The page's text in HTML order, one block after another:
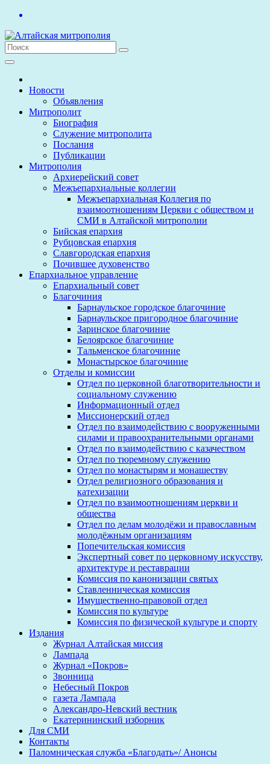
Перейти
содержимому
Новости
Объявления
Митрополит
Биография
Служение митрополита
Послания
Публикации
Митрополия
Архиерейский совет
Межъепархиальные коллегии
Межъепархиальная Коллегия по
взаимоотношениям Церкви с обществом и
СМИ в Алтайской митрополии
Бийская епархия
Рубцовская епархия
Славгородская епархия
Почившее духовенство
Епархиальное управление
Епархиальный совет
Благочиния
Барнаульское городское благочиние
Барнаульское пригородное благочиние
Заринское благочиние
Белоярское благочиние
Тальменское благочиние
Монастырское благочиние
Отделы и комиссии
Отдел по церковной благотворительности и
социальному служению
Информационный отдел
Миссионерский отдел
Отдел по взаимодействию с вооруженными
силами и правоохранительными органами
Отдел по взаимодействию с казачеством
Отдел по тюремному служению
Отдел по монастырям и монашеству
Отдел религиозного образования и
катехизации
Отдел по взаимоотношениям церкви и
общества
Отдел по делам молодёжи и православным
молодёжным организациям
Попечительская комиссия
Экспертный совет по церковному искусству,
архитектуре и реставрации
Комиссия по канонизации святых
Ставленническая комиссия
Имущественно-правовой отдел
Комиссия по культуре
Комиссия по физической культуре и спорту
Издания
Журнал Алтайская миссия
Лампада
Журнал «Покров»
Звонница
Небесный Покров
газета Лампада
Александро-Невский вестник
Екатерининский изборник
Для СМИ
Контакты
Паломническая служба «Благодать»/ Анонсы